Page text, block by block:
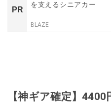
PR
を支えるシニアカー
BLAZE
【神ギア確定】